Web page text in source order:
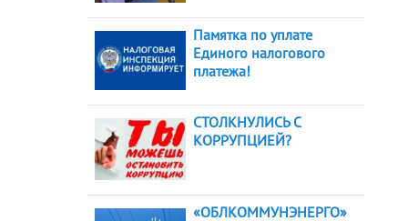
Памятка по уплате
Единого налогового
платежа!
СТОЛКНУЛИСЬ С
КОРРУПЦИЕЙ?
«ОБЛКОММУНЭНЕРГО»